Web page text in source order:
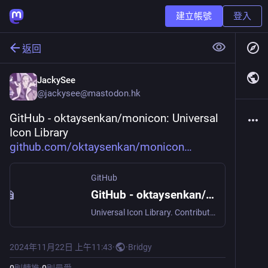
建立帳號 登入
返回
JackySee
@jackysee@mastodon.hk
GitHub - oktaysenkan/monicon: Universal
Icon Library
github.com/oktaysenkan/monicon
GitHub
GitHub - oktaysenkan/monicon: Universal Icon Library
Universal Icon Library. Contribute to oktaysenkan/monicon development by creating an account on GitHub.
2024年11月22日 上午11:43· ·Bridgy